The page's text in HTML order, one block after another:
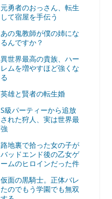
元勇者のおっさん、転生
して宿屋を手伝う
あの鬼教師が僕の姉にな
るんですか？
異世界最高の貴族、ハー
レムを増やすほど強くな
る
英雄と賢者の転生婚
S級パーティーから追放
された狩人、実は世界最
強
路地裏で拾った女の子が
バッドエンド後の乙女ゲ
ームのヒロインだった件
仮面の黒騎士。正体バレ
たのでもう学園でも無双